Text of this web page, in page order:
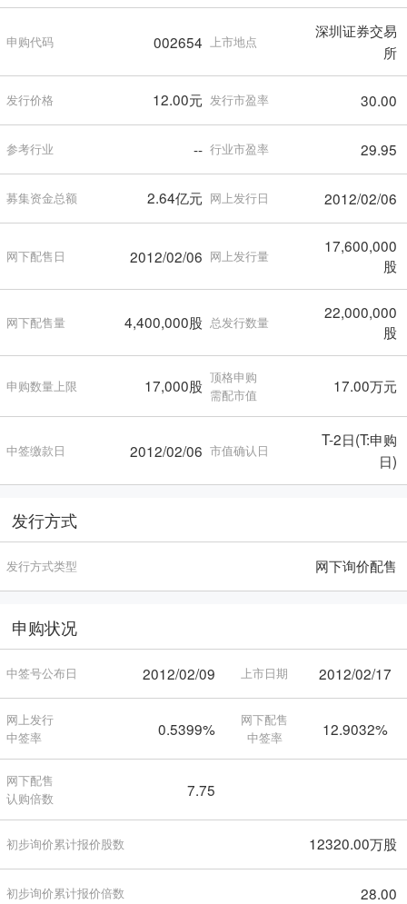
申购代码 002654 上市地点
深圳证券交易
所
发行价格 12.00元 发行市盈率 30.00
参考行业 -- 行业市盈率 29.95
募集资金总额 2.64亿元 网上发行日 2012/02/06
网下配售日 2012/02/06 网上发行量
17,600,000
股
网下配售量 4,400,000股 总发行数量
22,000,000
股
申购数量上限 17,000股 顶格申购
需配市值
17.00万元
中签缴款日 2012/02/06 市值确认日
T-2日(T:申购
日)
发行方式
发行方式类型 网下询价配售
申购状况
中签号公布日 2012/02/09 上市日期 2012/02/17
网上发行
中签率
0.5399%
网下配售
中签率
12.9032%
网下配售
认购倍数
7.75
初步询价累计报价股数 12320.00万股
初步询价累计报价倍数 28.00